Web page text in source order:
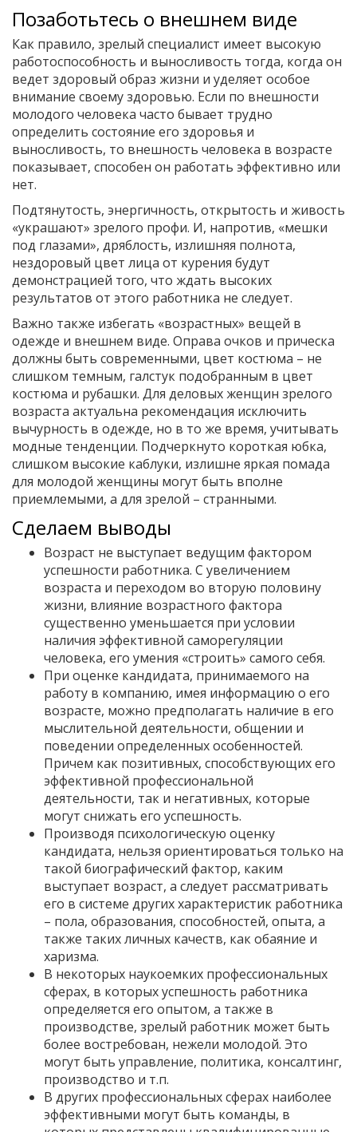
Позаботьтесь о внешнем виде
Как правило, зрелый специалист имеет высокую
работоспособность и выносливость тогда, когда он
ведет здоровый образ жизни и уделяет особое
внимание своему здоровью. Если по внешности
молодого человека часто бывает трудно
определить состояние его здоровья и
выносливость, то внешность человека в возрасте
показывает, способен он работать эффективно или
нет.
Подтянутость, энергичность, открытость и живость
«украшают» зрелого профи. И, напротив, «мешки
под глазами», дряблость, излишняя полнота,
нездоровый цвет лица от курения будут
демонстрацией того, что ждать высоких
результатов от этого работника не следует.
Важно также избегать «возрастных» вещей в
одежде и внешнем виде. Оправа очков и прическа
должны быть современными, цвет костюма – не
слишком темным, галстук подобранным в цвет
костюма и рубашки. Для деловых женщин зрелого
возраста актуальна рекомендация исключить
вычурность в одежде, но в то же время, учитывать
модные тенденции. Подчеркнуто короткая юбка,
слишком высокие каблуки, излишне яркая помада
для молодой женщины могут быть вполне
приемлемыми, а для зрелой – странными.
Сделаем выводы
Возраст не выступает ведущим фактором
успешности работника. С увеличением
возраста и переходом во вторую половину
жизни, влияние возрастного фактора
существенно уменьшается при условии
наличия эффективной саморегуляции
человека, его умения «строить» самого себя.
При оценке кандидата, принимаемого на
работу в компанию, имея информацию о его
возрасте, можно предполагать наличие в его
мыслительной деятельности, общении и
поведении определенных особенностей.
Причем как позитивных, способствующих его
эффективной профессиональной
деятельности, так и негативных, которые
могут снижать его успешность.
Производя психологическую оценку
кандидата, нельзя ориентироваться только на
такой биографический фактор, каким
выступает возраст, а следует рассматривать
его в системе других характеристик работника
– пола, образования, способностей, опыта, а
также таких личных качеств, как обаяние и
харизма.
В некоторых наукоемких профессиональных
сферах, в которых успешность работника
определяется его опытом, а также в
производстве, зрелый работник может быть
более востребован, нежели молодой. Это
могут быть управление, политика, консалтинг,
производство и т.п.
В других профессиональных сферах наиболее
эффективными могут быть команды, в